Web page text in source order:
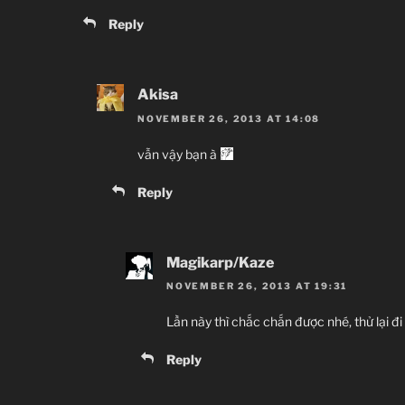
Reply
Akisa
NOVEMBER 26, 2013 AT 14:08
vẫn vậy bạn à
Reply
Magikarp/Kaze
NOVEMBER 26, 2013 AT 19:31
Lần này thì chắc chắn được nhé, thử lại đi
Reply